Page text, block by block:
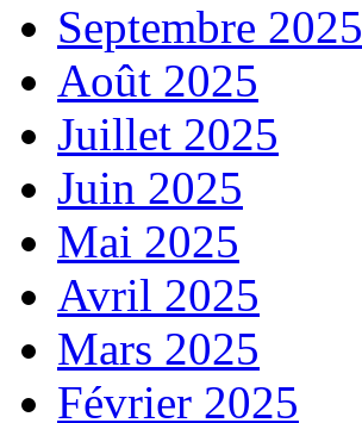
Septembre 2025
Août 2025
Juillet 2025
Juin 2025
Mai 2025
Avril 2025
Mars 2025
Février 2025